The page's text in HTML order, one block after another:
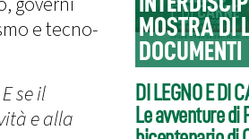
e tecno-
se il
e alla
MOSTRA DI
DOCUMENTI
DI LEGNO E DI
Le avventure di